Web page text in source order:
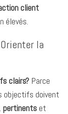
client
élevés.
la
clairs?Parce
objectifs doivent
pertinentset